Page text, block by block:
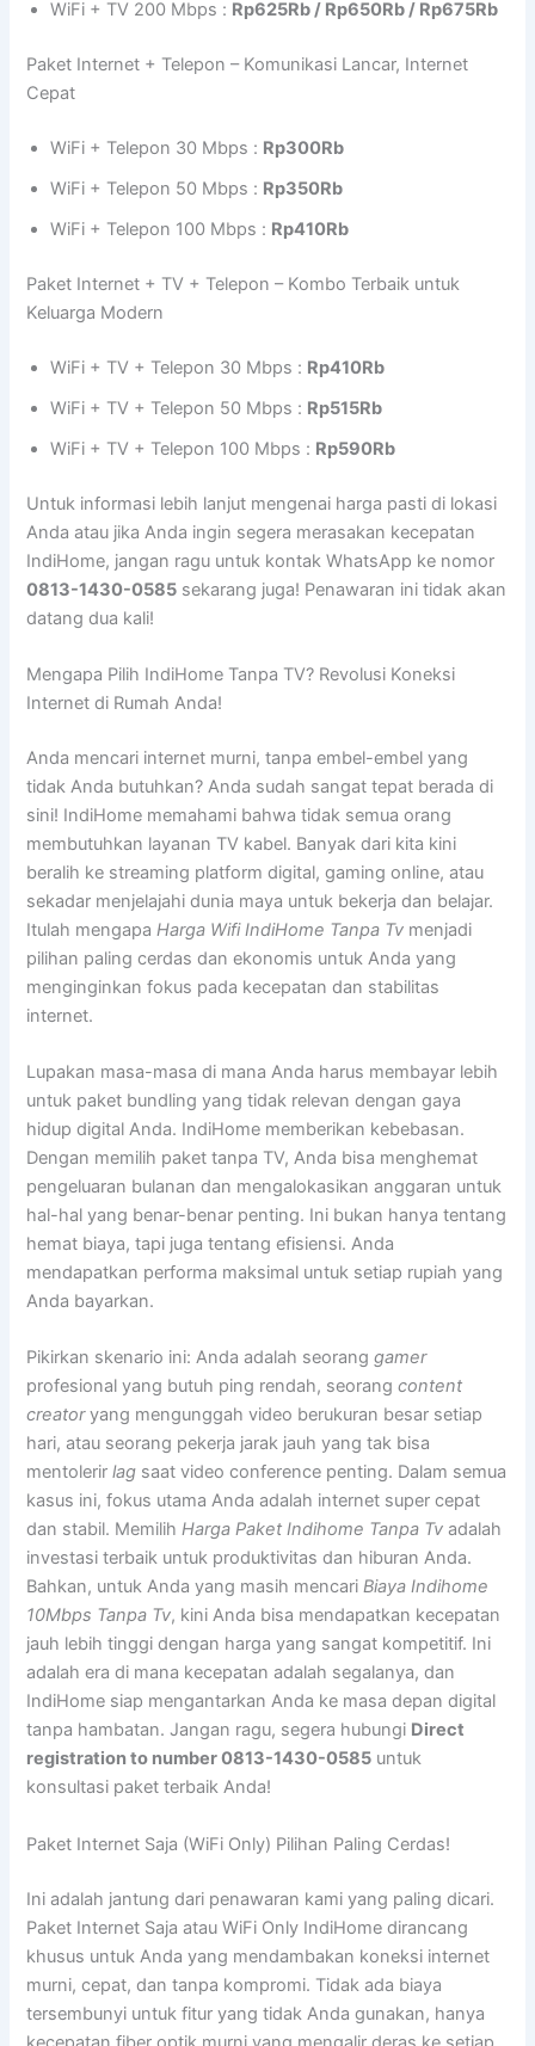
WiFi + TV 200 Mbps : Rp625Rb / Rp650Rb / Rp675Rb
Paket Internet + Telepon – Komunikasi Lancar, Internet
Cepat
WiFi + Telepon 30 Mbps : Rp300Rb
WiFi + Telepon 50 Mbps : Rp350Rb
WiFi + Telepon 100 Mbps : Rp410Rb
Paket Internet + TV + Telepon – Kombo Terbaik untuk
Keluarga Modern
WiFi + TV + Telepon 30 Mbps : Rp410Rb
WiFi + TV + Telepon 50 Mbps : Rp515Rb
WiFi + TV + Telepon 100 Mbps : Rp590Rb
Untuk informasi lebih lanjut mengenai harga pasti di lokasi
Anda atau jika Anda ingin segera merasakan kecepatan
IndiHome, jangan ragu untuk kontak WhatsApp ke nomor
0813-1430-0585 sekarang juga! Penawaran ini tidak akan
datang dua kali!
Mengapa Pilih IndiHome Tanpa TV? Revolusi Koneksi
Internet di Rumah Anda!
Anda mencari internet murni, tanpa embel-embel yang
tidak Anda butuhkan? Anda sudah sangat tepat berada di
sini! IndiHome memahami bahwa tidak semua orang
membutuhkan layanan TV kabel. Banyak dari kita kini
beralih ke streaming platform digital, gaming online, atau
sekadar menjelajahi dunia maya untuk bekerja dan belajar.
Itulah mengapaHarga Wifi IndiHome Tanpa Tv menjadi
pilihan paling cerdas dan ekonomis untuk Anda yang
menginginkan fokus pada kecepatan dan stabilitas
internet.
Lupakan masa-masa di mana Anda harus membayar lebih
untuk paket bundling yang tidak relevan dengan gaya
hidup digital Anda. IndiHome memberikan kebebasan.
Dengan memilih paket tanpa TV, Anda bisa menghemat
pengeluaran bulanan dan mengalokasikan anggaran untuk
hal-hal yang benar-benar penting. Ini bukan hanya tentang
hemat biaya, tapi juga tentang efisiensi. Anda
mendapatkan performa maksimal untuk setiap rupiah yang
Anda bayarkan.
Pikirkan skenario ini: Anda adalah seoranggamer
profesional yang butuh ping rendah, seorangcontent
creatoryang mengunggah video berukuran besar setiap
hari, atau seorang pekerja jarak jauh yang tak bisa
mentolerirlag saat video conference penting. Dalam semua
kasus ini, fokus utama Anda adalah internet super cepat
dan stabil. MemilihHarga Paket Indihome Tanpa Tv adalah
investasi terbaik untuk produktivitas dan hiburan Anda.
Bahkan, untuk Anda yang masih mencariBiaya Indihome
10Mbps Tanpa Tv, kini Anda bisa mendapatkan kecepatan
jauh lebih tinggi dengan harga yang sangat kompetitif. Ini
adalah era di mana kecepatan adalah segalanya, dan
IndiHome siap mengantarkan Anda ke masa depan digital
tanpa hambatan. Jangan ragu, segera hubungi Direct
registration to number 0813-1430-0585 untuk
konsultasi paket terbaik Anda!
Paket Internet Saja (WiFi Only) Pilihan Paling Cerdas!
Ini adalah jantung dari penawaran kami yang paling dicari.
Paket Internet Saja atau WiFi Only IndiHome dirancang
khusus untuk Anda yang mendambakan koneksi internet
murni, cepat, dan tanpa kompromi. Tidak ada biaya
tersembunyi untuk fitur yang tidak Anda gunakan, hanya